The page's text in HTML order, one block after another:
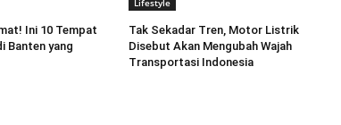
Ini 10 Tempat
Banten yang
Lifestyle
Tak Sekadar Tren, Motor Listrik
Disebut Akan Mengubah Wajah
Transportasi Indonesia